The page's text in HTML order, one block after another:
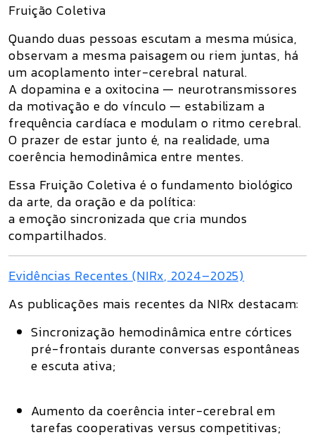
Fruição Coletiva
Quando duas pessoas escutam a mesma música,
observam a mesma paisagem ou riem juntas, há
um acoplamento inter-cerebral natural.
A dopamina e a oxitocina — neurotransmissores
da motivação e do vínculo — estabilizam a
frequência cardíaca e modulam o ritmo cerebral.
O prazer de estar junto é, na realidade, uma
coerência hemodinâmica entre mentes.
Essa Fruição Coletiva é o fundamento biológico
da arte, da oração e da política:
a emoção sincronizada que cria mundos
compartilhados.
Evidências Recentes (NIRx, 2024–2025)
As publicações mais recentes da NIRx destacam:
Sincronização hemodinâmica entre córtices
pré-frontais durante conversas espontâneas
e escuta ativa;
Aumento da coerência inter-cerebralem
tarefas cooperativas versus competitivas;